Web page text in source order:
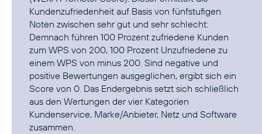
Kundenzufriedenheit auf Basis von fünfstufigen
Noten zwischen sehr gut und sehr schlecht:
Demnach führen 100 Prozent zufriedene Kunden
zum WPS von 200, 100 Prozent Unzufriedene zu
einem WPS von minus 200. Sind negative und
positive Bewertungen ausgeglichen, ergibt sich ein
Score von 0. Das Endergebnis setzt sich schließlich
aus den Wertungen der vier Kategorien
Kundenservice, Marke/Anbieter, Netz und Software
zusammen.